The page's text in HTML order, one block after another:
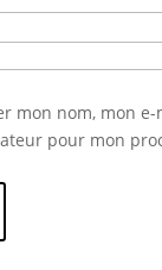
mon nom, mon
pour mon